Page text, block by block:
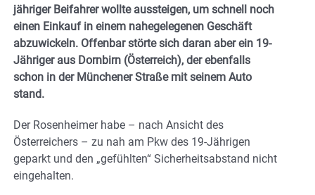
jähriger Beifahrer wollte aussteigen, um schnell noch
einen Einkauf in einem nahegelegenen Geschäft
abzuwickeln. Offenbar störte sich daran aber ein 19-
Jähriger aus Dornbirn (Österreich), der ebenfalls
schon in der Münchener Straße mit seinem Auto
stand.
Der Rosenheimer habe – nach Ansicht des
Österreichers – zu nah am Pkw des 19-Jährigen
geparkt und den „gefühlten“ Sicherheitsabstand nicht
eingehalten.